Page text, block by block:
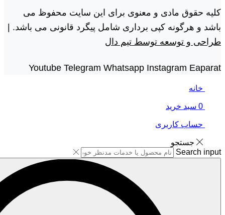
کلیه حقوق مادی و معنوی برای این سایت محفوظ می
باشد و هرگونه کپی برداری شامل پیگرد قانونی می باشد. |
طراحی و توسعه توسط تیم دال
Youtube Telegram Whatsapp Instagram Eaparat
خانه
0 سبد خرید
حساب کاربری
جستجو
Search input